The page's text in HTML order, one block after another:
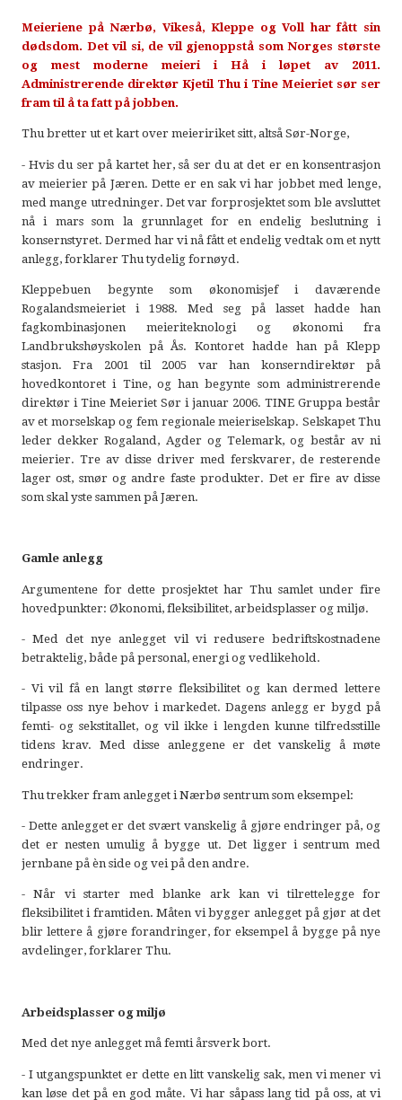
Meieriene på Nærbø, Vikeså, Kleppe og Voll har fått sin
dødsdom. Det vil si, de vil gjenoppstå som Norges største
og mest moderne meieri i Hå i løpet av 2011.
Administrerende direktør Kjetil Thu i Tine Meieriet sør ser
fram til å ta fatt på jobben.
Thu bretter ut et kart over meieririket sitt, altså Sør-Norge,
- Hvis du ser på kartet her, så ser du at det er en konsentrasjon
av meierier på Jæren. Dette er en sak vi har jobbet med lenge,
med mange utredninger. Det var forprosjektet som ble avsluttet
nå i mars som la grunnlaget for en endelig beslutning i
konsernstyret. Dermed har vi nå fått et endelig vedtak om et nytt
anlegg, forklarer Thu tydelig fornøyd.
Kleppebuen begynte som økonomisjef i daværende
Rogalandsmeieriet i 1988. Med seg på lasset hadde han
fagkombinasjonen meieriteknologi og økonomi fra
Landbrukshøyskolen på Ås. Kontoret hadde han på Klepp
stasjon. Fra 2001 til 2005 var han konserndirektør på
hovedkontoret i Tine, og han begynte som administrerende
direktør i Tine Meieriet Sør i januar 2006. TINE Gruppa består
av et morselskap og fem regionale meieriselskap. Selskapet Thu
leder dekker Rogaland, Agder og Telemark, og består av ni
meierier. Tre av disse driver med ferskvarer, de resterende
lager ost, smør og andre faste produkter. Det er fire av disse
som skal yste sammen på Jæren.
Gamle anlegg
Argumentene for dette prosjektet har Thu samlet under fire
hovedpunkter: Økonomi, fleksibilitet, arbeidsplasser og miljø.
- Med det nye anlegget vil vi redusere bedriftskostnadene
betraktelig, både på personal, energi og vedlikehold.
- Vi vil få en langt større fleksibilitet og kan dermed lettere
tilpasse oss nye behov i markedet. Dagens anlegg er bygd på
femti- og sekstitallet, og vil ikke i lengden kunne tilfredsstille
tidens krav. Med disse anleggene er det vanskelig å møte
endringer.
Thu trekker fram anlegget i Nærbø sentrum som eksempel:
- Dette anlegget er det svært vanskelig å gjøre endringer på, og
det er nesten umulig å bygge ut. Det ligger i sentrum med
jernbane på èn side og vei på den andre.
- Når vi starter med blanke ark kan vi tilrettelegge for
fleksibilitet i framtiden. Måten vi bygger anlegget på gjør at det
blir lettere å gjøre forandringer, for eksempel å bygge på nye
avdelinger, forklarer Thu.
Arbeidsplasser og miljø
Med det nye anlegget må femti årsverk bort.
- I utgangspunktet er dette en litt vanskelig sak, men vi mener vi
kan løse det på en god måte. Vi har såpass lang tid på oss, at vi